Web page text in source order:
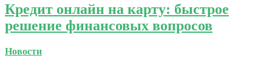
Кредит онлайн на карту: быстрое
решение финансовых вопросов
Новости